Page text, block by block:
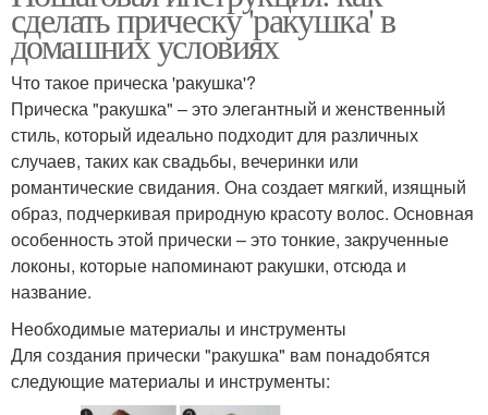
сделать прическу 'ракушка' в
домашних условиях
Что такое прическа 'ракушка'?
Прическа "ракушка" – это элегантный и женственный
стиль, который идеально подходит для различных
случаев, таких как свадьбы, вечеринки или
романтические свидания. Она создает мягкий, изящный
образ, подчеркивая природную красоту волос. Основная
особенность этой прически – это тонкие, закрученные
локоны, которые напоминают ракушки, отсюда и
название.
Необходимые материалы и инструменты
Для создания прически "ракушка" вам понадобятся
следующие материалы и инструменты: